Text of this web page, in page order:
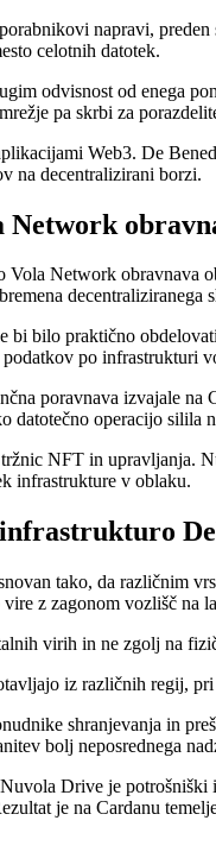
napravi,
celotnih datotek.
odvisnost od enega
pa skrbi za
Web3. De
na decentralizirani borzi.
Network obravnava
decentraliziranega
bilo praktično
po infrastrukturi
poravnava izvajale
datotečno operacijo silila
NFT in upravljanja.
infrastrukture v oblaku.
tako, da različnim
z zagonom vozlišč na
virih in ne zgolj na
iz različnih regij,
shranjevanja in
bolj neposrednega
Drive je
je na Cardanu